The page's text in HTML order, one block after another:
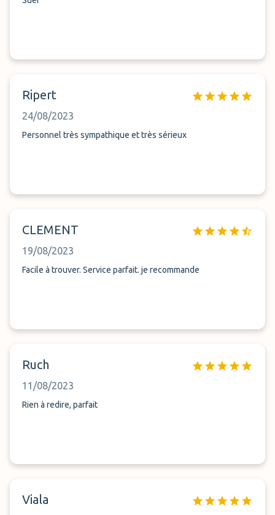
Ripert
24/08/2023
Personnel très sympathique et très sérieux
CLEMENT
19/08/2023
Facile à trouver. Service parfait. je recommande
Ruch
11/08/2023
Rien à redire, parfait
Viala